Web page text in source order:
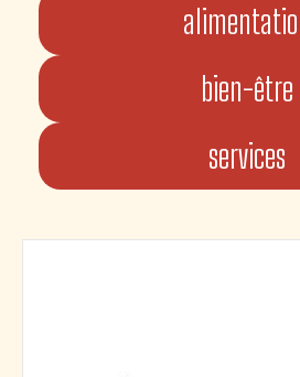
bien-être
services